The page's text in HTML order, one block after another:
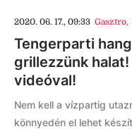
2020. 06. 17., 09:33 Gasztro,
Tengerparti
grillezzünk
videóval!
Nem kell a vízpartig
könnyedén el lehet